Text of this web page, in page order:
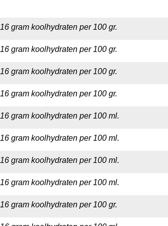
16 gram koolhydraten per 100 gr.
16 gram koolhydraten per 100 gr.
16 gram koolhydraten per 100 gr.
16 gram koolhydraten per 100 gr.
16 gram koolhydraten per 100 ml.
16 gram koolhydraten per 100 ml.
16 gram koolhydraten per 100 ml.
16 gram koolhydraten per 100 ml.
16 gram koolhydraten per 100 gr.